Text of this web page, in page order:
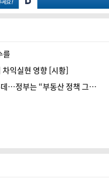
를
익실현 영향 [시황]
데…정부는 “부동산 정책 그대